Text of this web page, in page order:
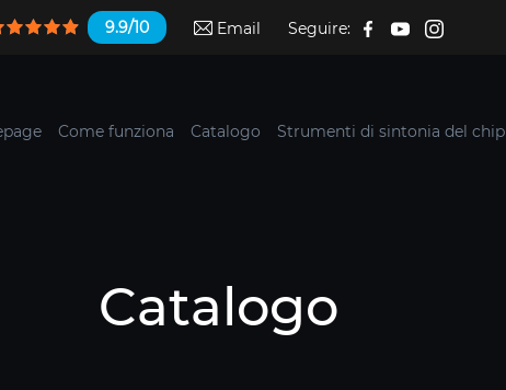
9.9/10 Email Seguire:
Come funziona Catalogo Strumenti di sintonia del chip
Catalogo